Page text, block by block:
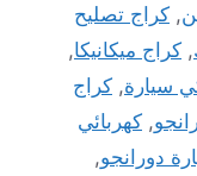
, كراج تصليح
, كراج ميكانيكا,
سيارة, كراج
, كهربائي
دورانجو,